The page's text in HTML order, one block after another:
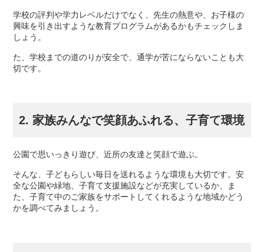
学校の評判や学力レベルだけでなく、先生の熱意や、お子様の
興味を引き出すような教育プログラムがあるかもチェックしま
しょう。
た、学校までの道のりが安全で、通学が苦にならないことも大
切です。
2. 家族みんなで笑顔あふれる、子育て環境
公園で思いっきり遊び、近所の友達と笑顔で遊ぶ。
そんな、子どもらしい毎日を送れるような環境も大切です。安
全な公園や緑地、子育て支援施設などが充実しているか、ま
た、子育て中のご家族をサポートしてくれるような地域かどう
かを調べてみましょう。